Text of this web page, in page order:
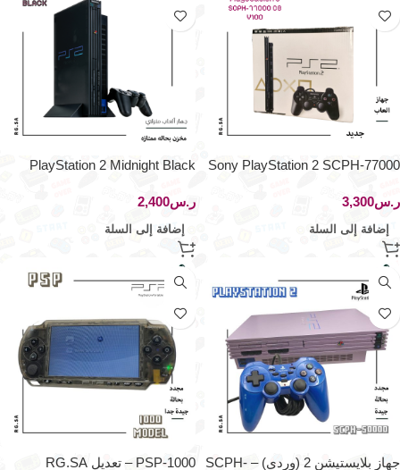
Sony PlayStation 2 SCPH-77000
ر.س
إضافة إلى السلة
PlayStation 2 Midnight Black
ر.س
إضافة إلى السلة
جهاز بلايستيشن 2 (وردي) – SCPH- PSP-1000 – تعديل RG.SA